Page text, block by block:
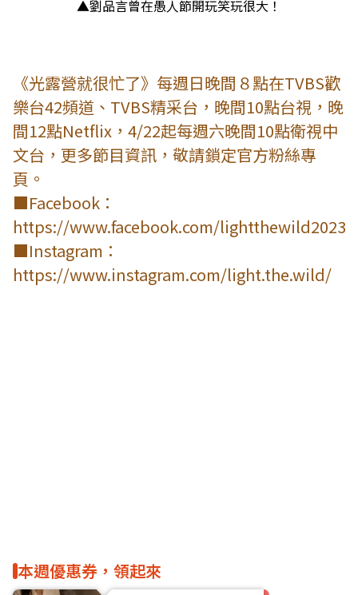
▲劉品言曾在愚人節開玩笑玩很大！
《光露營就很忙了》每週日晚間８點在TVBS歡
樂台42頻道、TVBS精采台，晚間10點台視，晚
間12點Netflix，4/22起每週六晚間10點衛視中
文台，更多節目資訊，敬請鎖定官方粉絲專
頁。
■Facebook：
https://www.facebook.com/lightthewild2023
■Instagram：
https://www.instagram.com/light.the.wild/
本週優惠券，領起來